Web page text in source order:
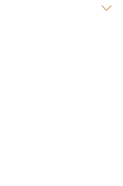
